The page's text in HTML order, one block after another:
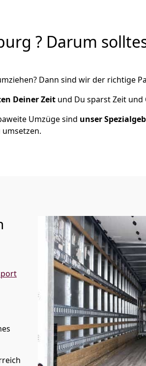
? Darum
Dann sind wir der richtige
Deiner Zeit und Du sparst Zeit
Umzüge sind unser